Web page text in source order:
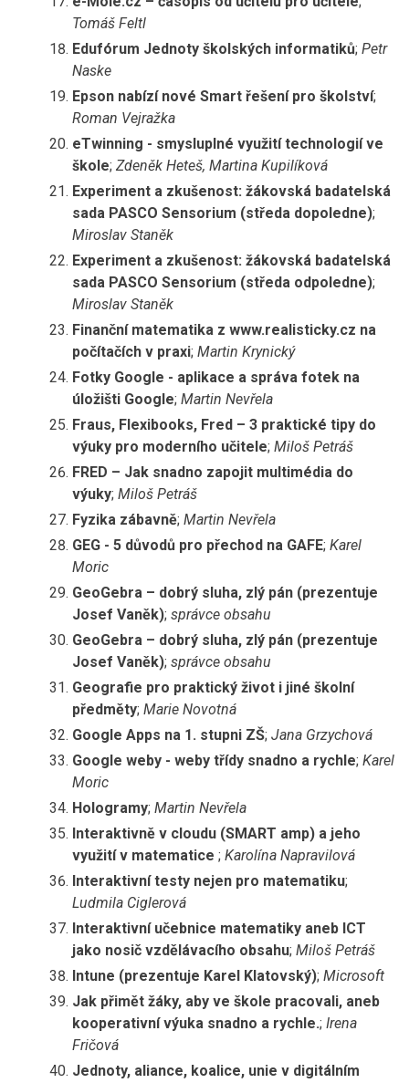
Tomáš Feltl
Edufórum Jednoty školských informatiků; Petr
Naske
Epson nabízí nové Smart řešení pro školství;
Roman Vejražka
eTwinning - smysluplné využití technologií ve
škole; Zdeněk Heteš, Martina Kupilíková
Experiment a zkušenost: žákovská badatelská
sada PASCO Sensorium (středa dopoledne);
Miroslav Staněk
Experiment a zkušenost: žákovská badatelská
sada PASCO Sensorium (středa odpoledne);
Miroslav Staněk
Finanční matematika z www.realisticky.cz na
počítačích v praxi; Martin Krynický
Fotky Google - aplikace a správa fotek na
úložišti Google; Martin Nevřela
Fraus, Flexibooks, Fred – 3 praktické tipy do
výuky pro moderního učitele; Miloš Petráš
FRED – Jak snadno zapojit multimédia do
výuky; Miloš Petráš
Fyzika zábavně; Martin Nevřela
GEG - 5 důvodů pro přechod na GAFE; Karel
Moric
GeoGebra – dobrý sluha, zlý pán (prezentuje
Josef Vaněk); správce obsahu
GeoGebra – dobrý sluha, zlý pán (prezentuje
Josef Vaněk); správce obsahu
Geografie pro praktický život i jiné školní
předměty; Marie Novotná
Google Apps na 1. stupni ZŠ; Jana Grzychová
Google weby - weby třídy snadno a rychle; Karel
Moric
Hologramy; Martin Nevřela
Interaktivně v cloudu (SMART amp) a jeho
využití v matematice ; Karolína Napravilová
Interaktivní testy nejen pro matematiku;
Ludmila Ciglerová
Interaktivní učebnice matematiky aneb ICT
jako nosič vzdělávacího obsahu; Miloš Petráš
Intune (prezentuje Karel Klatovský); Microsoft
Jak přimět žáky, aby ve škole pracovali, aneb
kooperativní výuka snadno a rychle.; Irena
Fričová
Jednoty, aliance, koalice, unie v digitálním